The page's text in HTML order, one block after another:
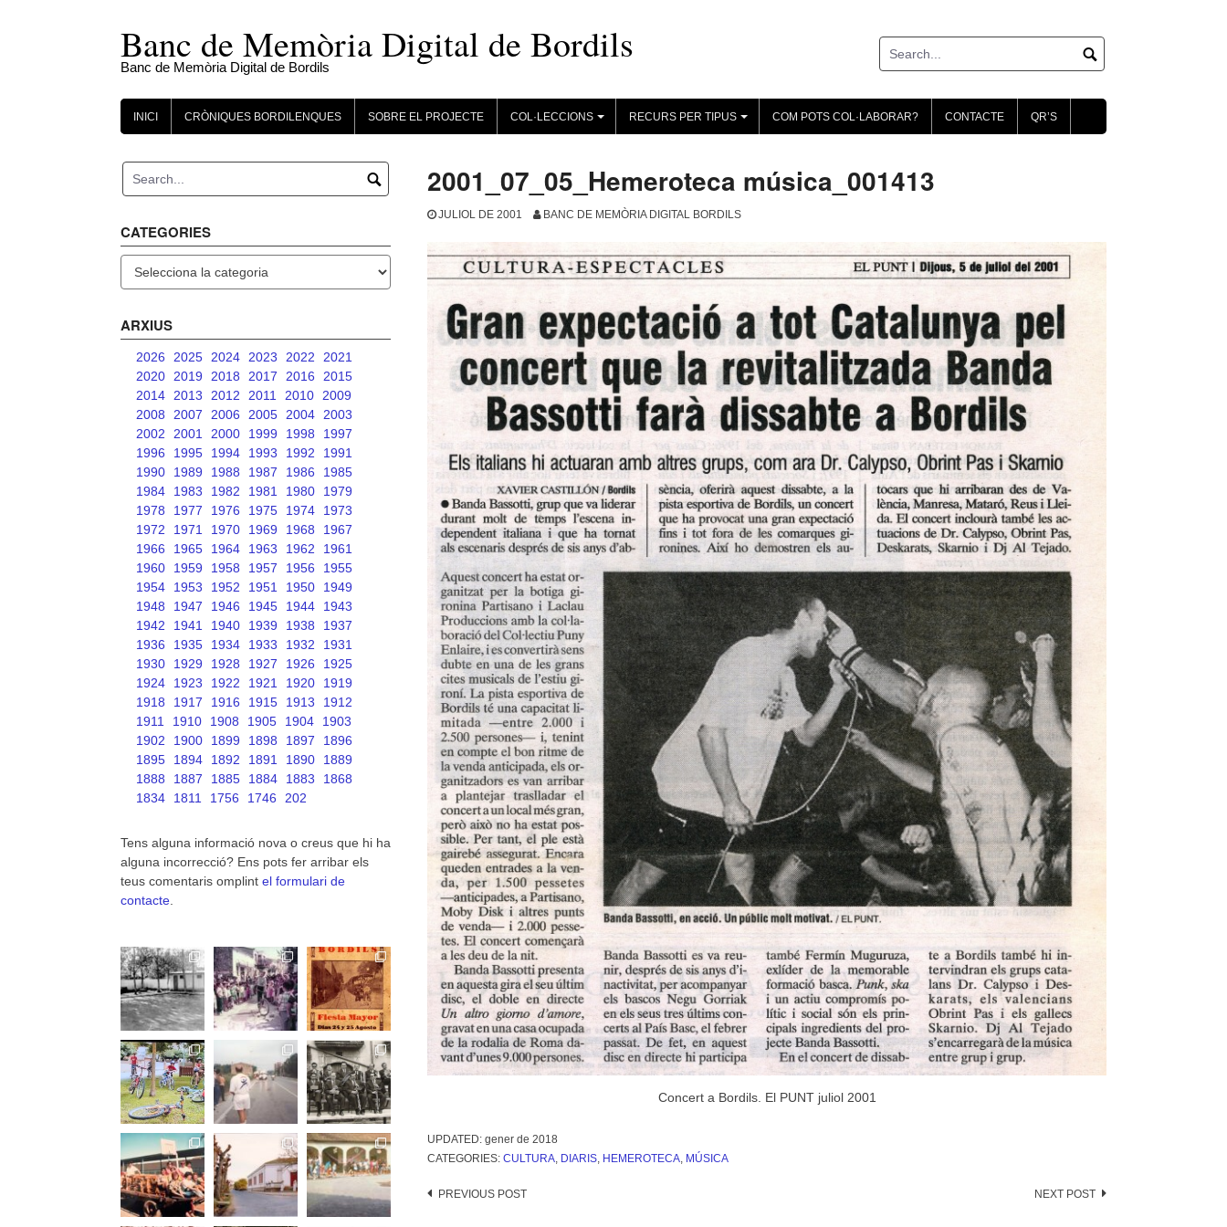
Banc de Memòria Digital de Bordils
Banc de Memòria Digital de Bordils
INICI CRÒNIQUES BORDILENQUES SOBRE EL PROJECTE
+
COL·LECCIONS
+
RECURS PER TIPUS COM POTS COL·LABORAR? CONTACTE QR’S
2001_07_05_Hemeroteca música_001413
JULIOL DE 2001 BANC DE MEMÒRIA DIGITAL BORDILS
Concert a Bordils. El PUNT juliol 2001
UPDATED: gener de 2018
CATEGORIES: CULTURA, DIARIS, HEMEROTECA, MÚSICA
Post
PREVIOUS POST NEXT POST
CATEGORIES
ARXIUS
2026 2025 2024 2023 2022
2021
2020
2019 2018 2017 2016
2015
2014
2013 2012 2011 2010
2009
2008
2007 2006 2005 2004
2003
2002
2001 2000 1999 1998
1997
1996
1995 1994 1993 1992
1991
1990
1989 1988 1987 1986
1985
1984
1983 1982 1981 1980
1979
1978
1977 1976 1975 1974
1973
1972
1971 1970 1969 1968
1967
1966
1965 1964 1963 1962
1961
1960
1959 1958 1957 1956
1955
1954
1953 1952 1951 1950
1949
1948
1947 1946 1945 1944
1943
1942
1941 1940 1939 1938
1937
1936
1935 1934 1933 1932
1931
1930
1929 1928 1927 1926
1925
1924
1923 1922 1921 1920
1919
1918
1917 1916 1915 1913
1912
1911
1910 1908 1905 1904
1903
1902
1900 1899 1898 1897
1896
1895
1894 1892 1891 1890
1889
1888
1887 1885 1884 1883
1868
1834
1811 1756 1746 202
Tens alguna informació nova o creus que hi ha
alguna incorrecció? Ens pots fer arribar els
teus comentaris omplint el formulari de
contacte